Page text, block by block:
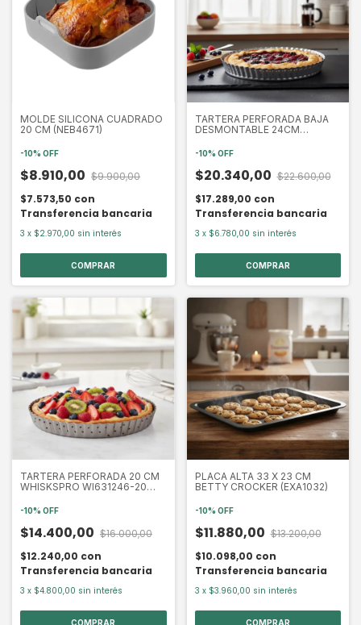
MOLDE SILICONA CUADRADO
20 CM (NEB4671)
-10% OFF
$8.910,00 $9.900,00
$7.573,50 con
Transferencia bancaria
3 x $2.970,00 sin interés
TARTERA PERFORADA BAJA
DESMONTABLE 24CM
(EXA6312)
-10% OFF
$20.340,00 $22.600,00
$17.289,00 con
Transferencia bancaria
3 x $6.780,00 sin interés
TARTERA PERFORADA 20 CM
WHISKSPRO WI631246-20
-10% OFF
$14.400,00 $16.000,00
$12.240,00 con
Transferencia bancaria
3 x $4.800,00 sin interés
PLACA ALTA 33 X 23 CM
BETTY CROCKER (EXA1032)
-10% OFF
$11.880,00 $13.200,00
$10.098,00 con
Transferencia bancaria
3 x $3.960,00 sin interés